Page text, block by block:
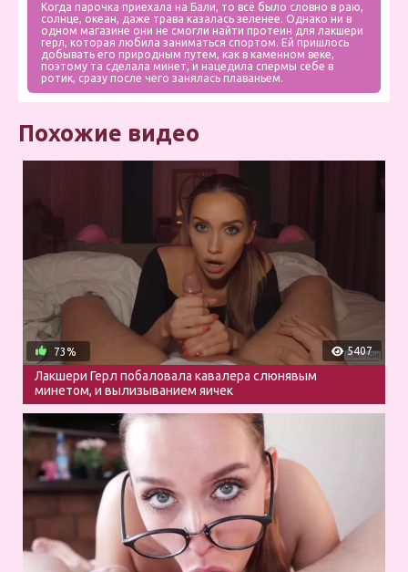
Когда парочка приехала на Бали, то всё было словно в раю,
солнце, океан, даже трава казалась зеленее. Однако ни в
одном магазине они не смогли найти протеин для лакшери
герл, которая любила заниматься спортом. Ей пришлось
добывать его природным путем, как в каменном веке,
поэтому та сделала минет, и нацедила спермы себе в
ротик, сразу после чего занялась плаваньем.
Похожие видео
5407
73%
Лакшери Герл побаловала кавалера слюнявым
минетом, и вылизыванием яичек